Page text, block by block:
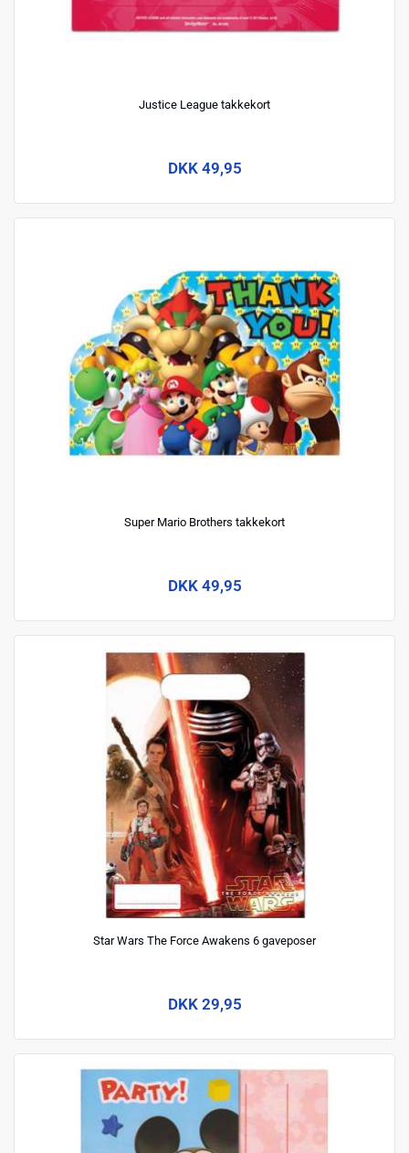
Justice League takkekort
DKK 49,95
Super Mario Brothers takkekort
DKK 49,95
Star Wars The Force Awakens 6 gaveposer
DKK 29,95